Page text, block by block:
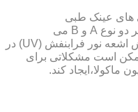
های عینک طبی
است،مقاومت در برابر اشعه UV در هر دو نوع A و B می
باشد.قطعاً قرار گرفتن در معرض تابش اشعه نور فرابنفش (UV) در
است مشکلاتی برای
ماکولا،ایجاد کند.